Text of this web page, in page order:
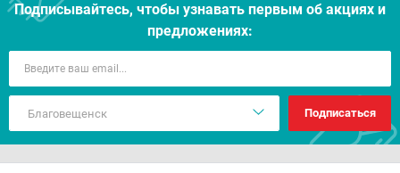
Подписывайтесь, чтобы узнавать первым об акцияx и
предложениях:
Подписаться